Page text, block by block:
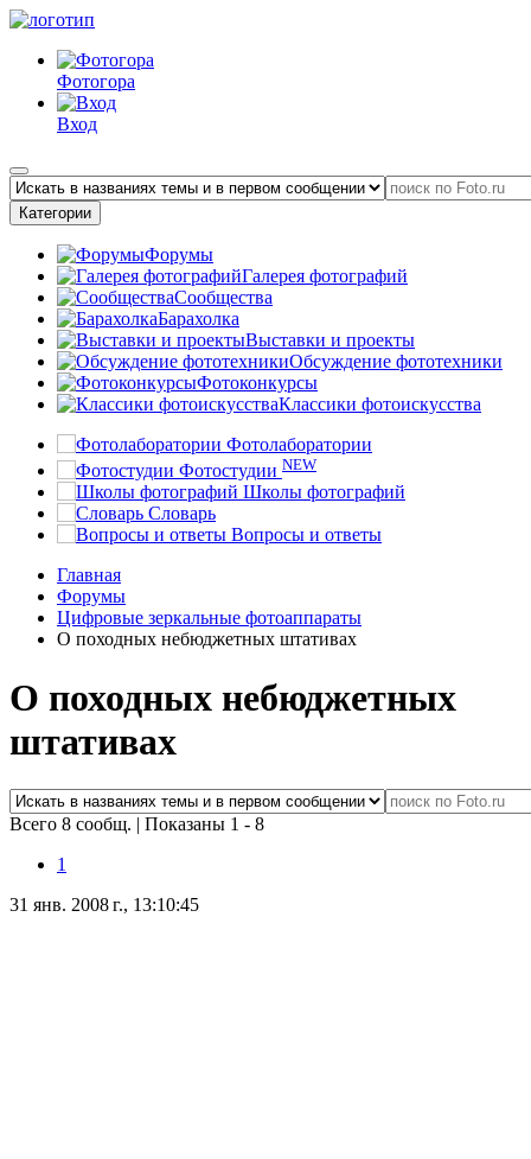
Фотогора
Вход
Категории
Форумы
Галерея фотографий
Сообщества
Барахолка
Выставки и проекты
Обсуждение фототехники
Фотоконкурсы
Классики фотоискусства
Фотолаборатории
Фотостудии NEW
Школы фотографий
Словарь
Вопросы и ответы
Главная
Форумы
Цифровые зеркальные фотоаппараты
О походных небюджетных штативах
О походных небюджетных
штативах
Всего 8 сообщ. | Показаны 1 - 8
1
31 янв. 2008 г., 13:10:45